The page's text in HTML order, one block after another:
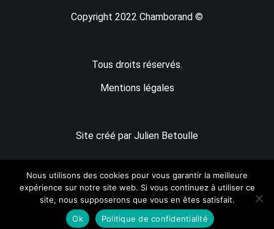
Copyright 2022 Chamborand ©
Tous droits réservés.
Mentions légales
Site créé par Julien Betoulle
Nous utilisons des cookies pour vous garantir la meilleure
expérience sur notre site web. Si vous continuez à utiliser ce
site, nous supposerons que vous en êtes satisfait.
Ok
Politique de confidentialité